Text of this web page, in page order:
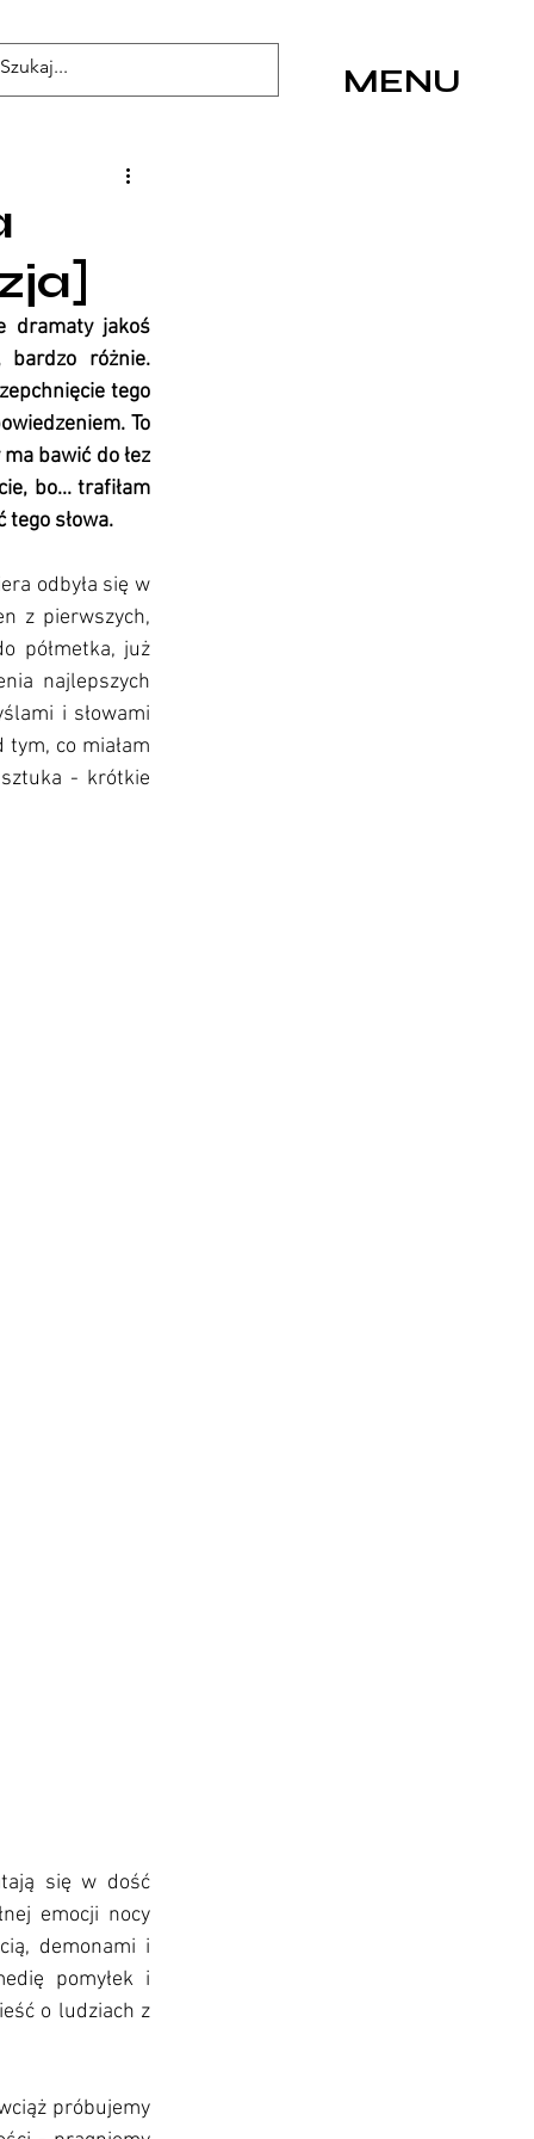
MENU
dramaty jakoś
różnie.
tego
To
bawić do łez
bo... trafiłam
tego słowa.
odbyła się w
z pierwszych,
półmetka, już
najlepszych
i słowami
co miałam
- krótkie
się w dość
emocji nocy
demonami i
pomyłek i
o ludziach z
próbujemy